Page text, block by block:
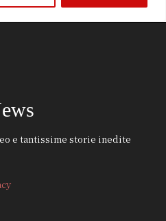
e tantissime storie inedite